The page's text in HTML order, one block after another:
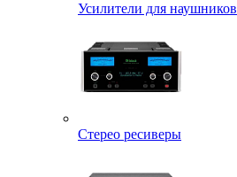
Усилители для наушников
Стерео ресиверы